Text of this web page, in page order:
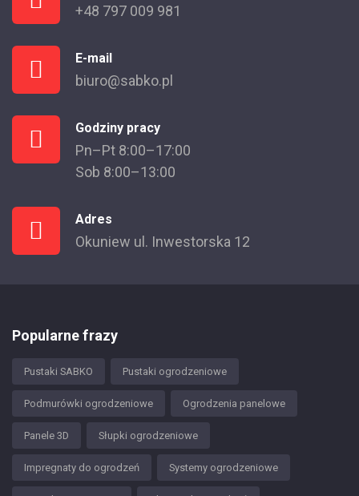
+48 797 009 981
E-mail
biuro@sabko.pl
Godziny pracy
Pn–Pt 8:00–17:00
Sob 8:00–13:00
Adres
Okuniew ul. Inwestorska 12
Popularne frazy
Pustaki SABKO Pustaki ogrodzeniowe
Podmurówki ogrodzeniowe Ogrodzenia panelowe
Panele 3D Słupki ogrodzeniowe
Impregnaty do ogrodzeń Systemy ogrodzeniowe